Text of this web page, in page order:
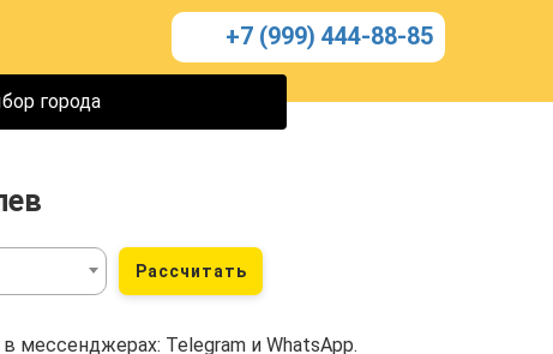
+7 (999) 444-88-85
города
Рассчитать
мессенджерах: Telegram и WhatsApp.